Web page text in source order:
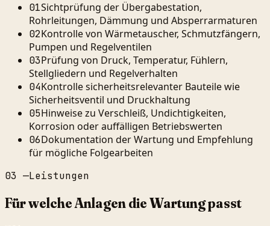
01Sichtprüfung der Übergabestation,
Rohrleitungen, Dämmung und Absperrarmaturen
02Kontrolle von Wärmetauscher, Schmutzfängern,
Pumpen und Regelventilen
03Prüfung von Druck, Temperatur, Fühlern,
Stellgliedern und Regelverhalten
04Kontrolle sicherheitsrelevanter Bauteile wie
Sicherheitsventil und Druckhaltung
05Hinweise zu Verschleiß, Undichtigkeiten,
Korrosion oder auffälligen Betriebswerten
06Dokumentation der Wartung und Empfehlung
für mögliche Folgearbeiten
03 —Leistungen
Für welche Anlagen die Wartung passt